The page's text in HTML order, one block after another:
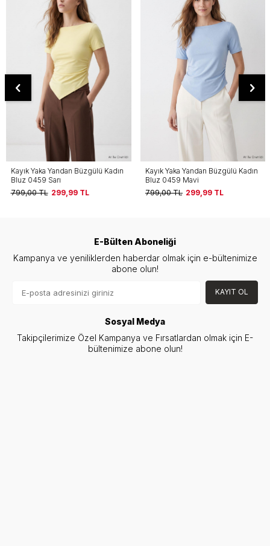
Kayık Yaka Yandan Büzgülü Kadın
Bluz 0459 Sarı
799,00TL 299,99TL
Kayık Yaka Yandan Büzgülü Kadın
Bluz 0459 Mavi
799,00TL 299,99TL
E-Bülten Aboneliği
Kampanya ve yeniliklerden haberdar olmak için e-bültenimize
abone olun!
KAYIT OL
Sosyal Medya
Takipçilerimize Özel Kampanya ve Fırsatlardan olmak için E-
bültenimize abone olun!